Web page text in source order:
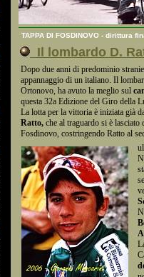
TAPPA DI FOSDINOVO - dirittura
Il lombardo D.
Dopo due anni di predominio
appannaggio di un italiano. Il
Ortonovo, ha avuto la meglio sul
questa 32a Edizione del Giro della
La lotta per la vittoria è iniziata già
Ratto, che al traguardo si è
Fosdinovo, costringendo Ratto al